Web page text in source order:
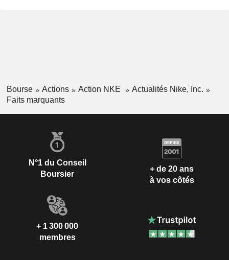
Bourse Actions Action NKE
Actualités Nike, Inc.
Faits marquants
N°1 du Conseil
Boursier
+ de 20 ans
à vos côtés
+ 1 300 000
membres